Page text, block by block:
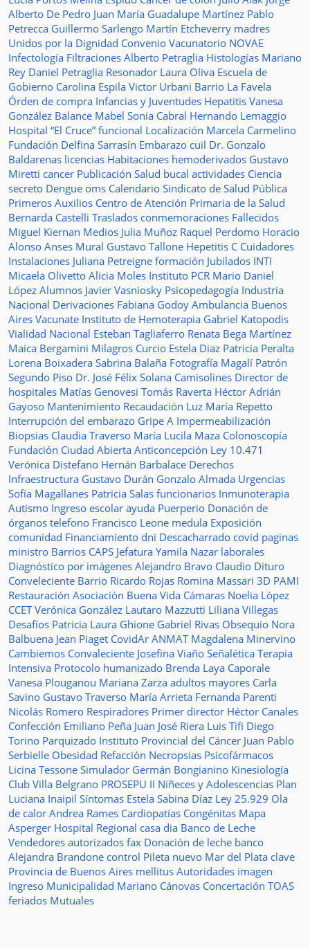
Alberto De Pedro Juan María Guadalupe Martínez Pablo
Petrecca Guillermo Sarlengo Martín Etcheverry madres
Unidos por la Dignidad Convenio Vacunatorio NOVAE
Infectología Filtraciones Alberto Petraglia Histologías Mariano
Rey Daniel Petraglia Resonador Laura Oliva Escuela de
Gobierno Carolina Espila Victor Urbani Barrio La Favela
Órden de compra Infancias y Juventudes Hepatitis Vanesa
González Balance Mabel Sonia Cabral Hernando Lemaggio
Hospital “El Cruce” funcional Localización Marcela Carmelino
Fundación Delfina Sarrasín Embarazo cuil Dr. Gonzalo
Baldarenas licencias Habitaciones hemoderivados Gustavo
Miretti cancer Publicación Salud bucal actividades Ciencia
secreto Dengue oms Calendario Sindicato de Salud Pública
Primeros Auxilios Centro de Atención Primaria de la Salud
Bernarda Castelli Traslados conmemoraciones Fallecidos
Miguel Kiernan Medios Julia Muñoz Raquel Perdomo Horacio
Alonso Anses Mural Gustavo Tallone Hepetitis C Cuidadores
Instalaciones Juliana Petreigne formación Jubilados INTI
Micaela Olivetto Alicia Moles Instituto PCR Mario Daniel
López Alumnos Javier Vasniosky Psicopedagogía Industria
Nacional Derivaciones Fabiana Godoy Ambulancia Buenos
Aires Vacunate Instituto de Hemoterapia Gabriel Katopodis
Vialidad Nacional Esteban Tagliaferro Renata Bega Martínez
Maica Bergamini Milagros Curcio Estela Diaz Patricia Peralta
Lorena Boixadera Sabrina Balaña Fotografía Magalí Patrón
Segundo Piso Dr. José Félix Solana Camisolines Director de
hospitales Matías Genovesi Tomás Raverta Héctor Adrián
Gayoso Mantenimiento Recaudación Luz María Repetto
Interrupción del embarazo Gripe A Impermeabilización
Biopsias Claudia Traverso María Lucila Maza Colonoscopía
Fundación Ciudad Abierta Anticoncepción Ley 10.471
Verónica Distefano Hernán Barbalace Derechos
Infraestructura Gustavo Durán Gonzalo Almada Urgencias
Sofía Magallanes Patricia Salas funcionarios Inmunoterapia
Autismo Ingreso escolar ayuda Puerperio Donación de
órganos telefono Francisco Leone medula Exposición
comunidad Financiamiento dni Descacharrado covid paginas
ministro Barrios CAPS Jefatura Yamila Nazar laborales
Diagnóstico por imágenes Alejandro Bravo Claudio Dituro
Conveleciente Barrio Ricardo Rojas Romina Massari 3D PAMI
Restauración Asociación Buena Vida Cámaras Noelia López
CCETVerónica González Lautaro Mazzutti Liliana Villegas
Desafíos Patricia Laura Ghione Gabriel Rivas Obsequio Nora
Balbuena Jean Piaget CovidAr ANMAT Magdalena Minervino
Cambiemos Convaleciente Josefina Viaño Señalética Terapia
Intensiva Protocolo humanizado Brenda Laya Caporale
Vanesa Plouganou Mariana Zarza adultos mayores Carla
Savino Gustavo Traverso María Arrieta Fernanda Parenti
Nicolás Romero Respiradores Primer director Héctor Canales
Confección Emiliano Peña Juan José Riera Luis Tifi Diego
Torino Parquizado Instituto Provincial del Cáncer Juan Pablo
Serbielle Obesidad Refacción Necropsias Psicofármacos
Licina Tessone Simulador Germán Bongianino Kinesiología
Club Villa Belgrano PROSEPU II Niñeces y Adolescencias Plan
Luciana Inaipil Síntomas Estela Sabina Díaz Ley 25.929 Ola
de calor Andrea Rames Cardiopatías Congénitas Mapa
Asperger Hospital Regional casa dia Banco de Leche
Vendedores autorizados fax Donación de leche banco
Alejandra Brandone control Pileta nuevo Mar del Plata clave
Provincia de Buenos Aires mellitus Autoridades imagen
Ingreso Municipalidad Mariano Cánovas Concertación TOAS
feriados Mutuales